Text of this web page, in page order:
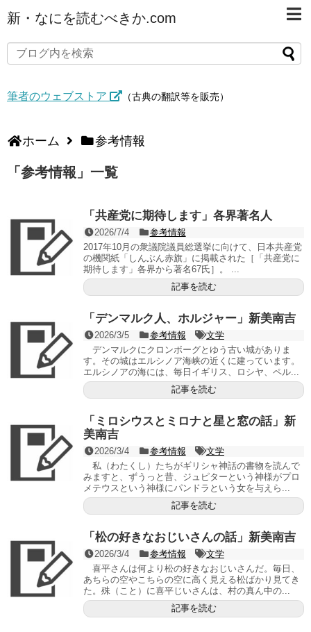
新・なにを読むべきか.com
筆者のウェブストア （古典の翻訳等を販売）
ホーム 参考情報
「 参考情報 」 一覧
「共産党に期待します」各界著名人
2026/7/4
参考情報
2017年10月の衆議院議員総選挙に向けて、日本共産党
の機関紙「しんぶん赤旗」に掲載された［「共産党に
期待します」各界から著名67氏］。 ...
記事を読む
「デンマルク人、ホルジャー」新美南吉
2026/3/5 参考情報
文学
デンマルクにクロンボーグとゆう古い城がありま
す。その城はエルシノア海峡の近くに建っています。
エルシノアの海には、毎日イギリス、ロシヤ、ペル...
記事を読む
「ミロシウスとミロナと星と窓の話」新
美南吉
2026/3/4 参考情報
文学
私（わたくし）たちがギリシャ神話の書物を読んで
みますと、ずうっと昔、ジュピターという神様がプロ
メテウスという神様にパンドラという女を与えら...
記事を読む
「松の好きなおじいさんの話」新美南吉
2026/3/4 参考情報
文学
喜平さんは何より松の好きなおじいさんだ。毎日、
あちらの空やこちらの空に高く見える松ばかり見てき
た。殊（こと）に喜平じいさんは、村の真ん中の...
記事を読む